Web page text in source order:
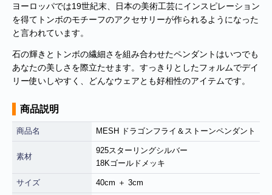
ヨーロッパでは19世紀末、日本の美術工芸にインスピレーション
を得てトンボのモチーフのアクセサリーが作られるようになった
と言われています。
石の輝きとトンボの繊細さを組み合わせたペンダントはいつでも
あなたの美しさを際立たせます。すっきりとしたフォルムでデイ
リー使いしやすく、どんなウェアとも好相性のアイテムです。
商品説明
商品名 MESH ドラゴンフライ＆ストーンペンダント
素材
925スターリングシルバー
18Kゴールドメッキ
サイズ 40cm ＋ 3cm